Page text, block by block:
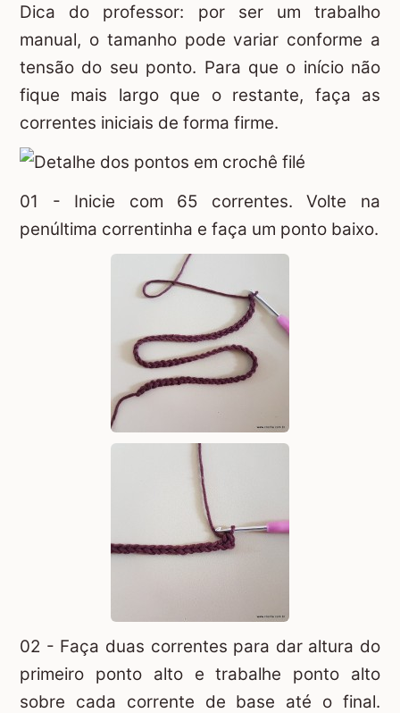
Dica do professor: por ser um trabalho
manual, o tamanho pode variar conforme a
tensão do seu ponto. Para que o início não
fique mais largo que o restante, faça as
correntes iniciais de forma firme.
01 - Inicie com 65 correntes. Volte na
penúltima correntinha e faça um ponto baixo.
02 - Faça duas correntes para dar altura do
primeiro ponto alto e trabalhe ponto alto
sobre cada corrente de base até o final.